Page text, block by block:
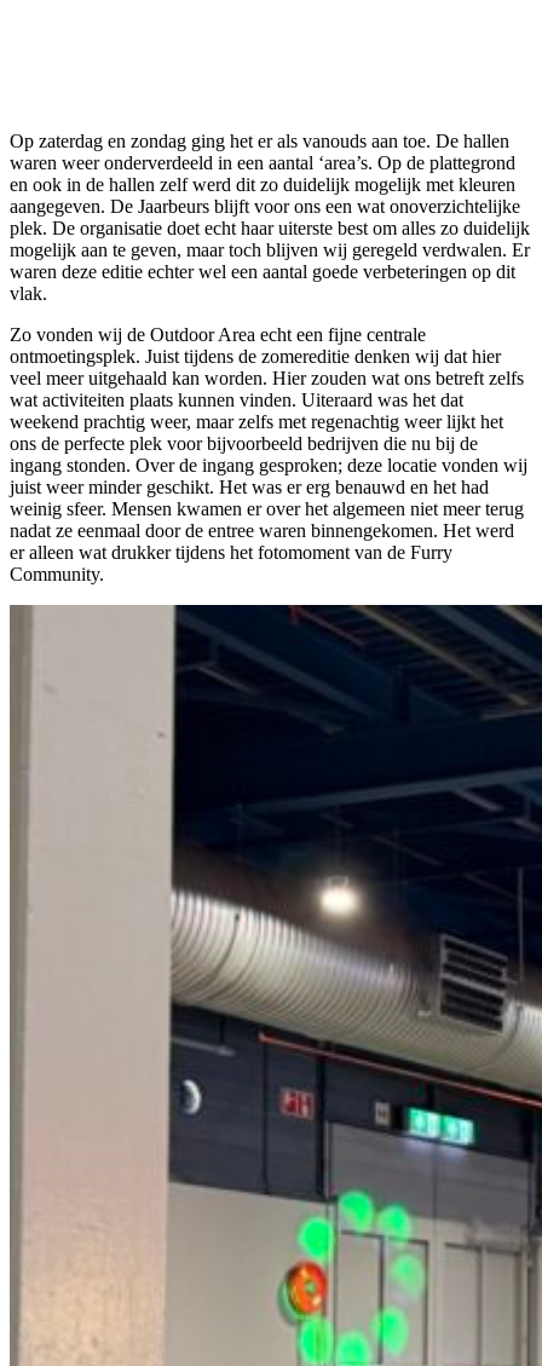
Op zaterdag en zondag ging het er als vanouds aan toe. De hallen
waren weer onderverdeeld in een aantal ‘area’s. Op de plattegrond
en ook in de hallen zelf werd dit zo duidelijk mogelijk met kleuren
aangegeven. De Jaarbeurs blijft voor ons een wat onoverzichtelijke
plek. De organisatie doet echt haar uiterste best om alles zo duidelijk
mogelijk aan te geven, maar toch blijven wij geregeld verdwalen. Er
waren deze editie echter wel een aantal goede verbeteringen op dit
vlak.
Zo vonden wij de Outdoor Area echt een fijne centrale
ontmoetingsplek. Juist tijdens de zomereditie denken wij dat hier
veel meer uitgehaald kan worden. Hier zouden wat ons betreft zelfs
wat activiteiten plaats kunnen vinden. Uiteraard was het dat
weekend prachtig weer, maar zelfs met regenachtig weer lijkt het
ons de perfecte plek voor bijvoorbeeld bedrijven die nu bij de
ingang stonden. Over de ingang gesproken; deze locatie vonden wij
juist weer minder geschikt. Het was er erg benauwd en het had
weinig sfeer. Mensen kwamen er over het algemeen niet meer terug
nadat ze eenmaal door de entree waren binnengekomen. Het werd
er alleen wat drukker tijdens het fotomoment van de Furry
Community.